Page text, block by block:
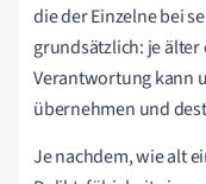
die der Einzelne bei
grundsätzlich: je
Verantwortung kann
übernehmen und
Je nachdem, wie alt